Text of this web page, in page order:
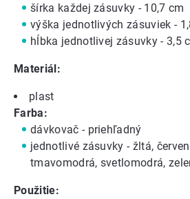
šírka každej zásuvky - 10,7 cm
výška jednotlivých zásuviek -
hĺbka jednotlivej zásuvky - 3,5
Materiál:
plast
Farba:
dávkovač - priehľadný
jednotlivé zásuvky - žltá,
tmavomodrá, svetlomodrá,
Použitie: